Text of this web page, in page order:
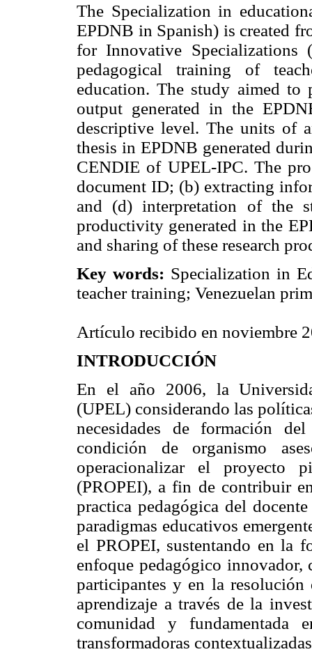
The Specialization in
EPDNB in Spanish) is created
for Innovative
pedagogical training of
education. The study aimed to
output generated in the
descriptive level. The units of
thesis in EPDNB generated
CENDIE of UPEL-IPC. The
document ID; (b) extracting
and (d) interpretation of the
productivity generated in the
and sharing of these research
Key words: Specialization in
teacher training; Venezuelan
Artículo recibido en noviembre
INTRODUCCIÓN
En el año 2006, la
(UPEL) considerando las
necesidades de formación
condición de organismo
operacionalizar el proyecto
(PROPEI), a fin de contribuir
practica pedagógica del
paradigmas educativos
el PROPEI, sustentando en la
enfoque pedagógico
participantes y en la resolución
aprendizaje a través de la
comunidad y fundamentada
transformadoras